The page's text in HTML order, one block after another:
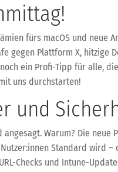
fürs macOS und neue
gegen Plattform X, hitzige
ein Profi-Tipp für alle,
uns durchstarten!
und
Warum? Die neue
Standard wird –
Checks und Intune-